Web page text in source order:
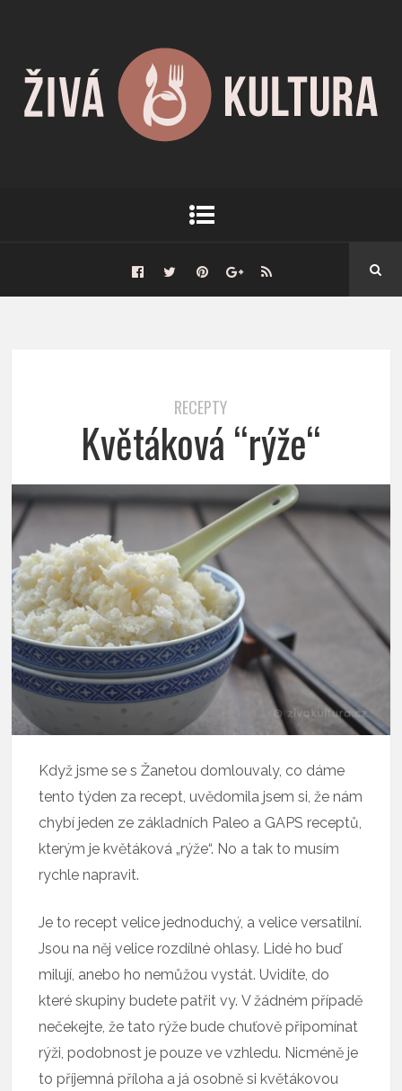
RECEPTY
Květáková “rýže“
Když jsme se s Žanetou domlouvaly, co dáme
tento týden za recept, uvědomila jsem si, že nám
chybí jeden ze základních Paleo a GAPS receptů,
kterým je květáková „rýže“. No a tak to musím
rychle napravit.
Je to recept velice jednoduchý, a velice versatilní.
Jsou na něj velice rozdílné ohlasy. Lidé ho buď
milují, anebo ho nemůžou vystát. Uvidíte, do
které skupiny budete patřit vy. V žádném případě
nečekejte, že tato rýže bude chuťově připomínat
rýži, podobnost je pouze ve vzhledu. Nicméně je
to příjemná příloha a já osobně si květákovou